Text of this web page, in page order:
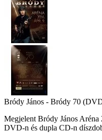
Bródy János - Bródy 70
Megjelent Bródy János
DVD-n és dupla CD-n